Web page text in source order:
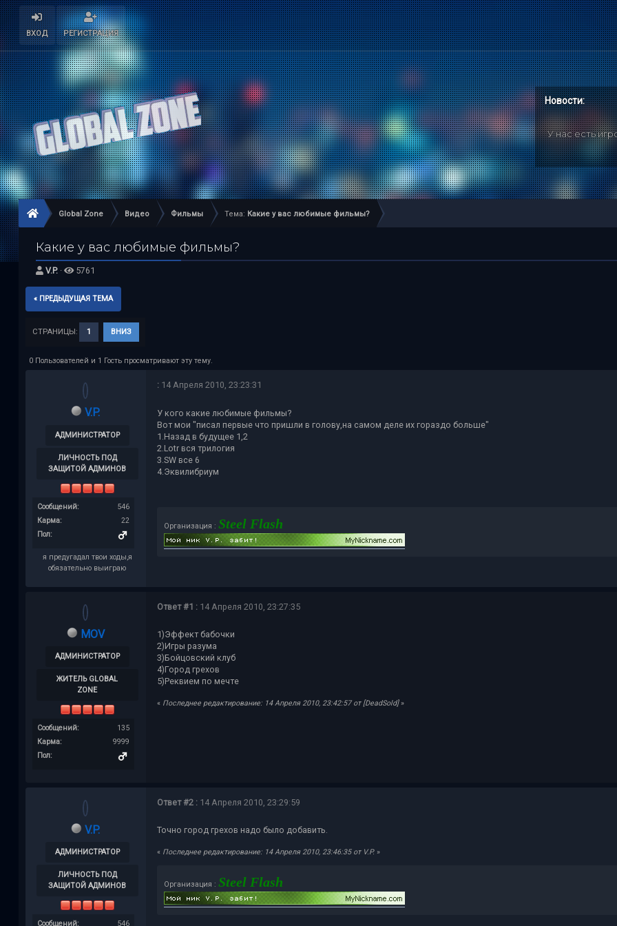
ВХОД РЕГИСТРАЦИЯ
Новости:
У нас есть
Global Zone Видео Фильмы Тема: Какие у вас любимые фильмы?
Какие у вас любимые фильмы?
V.P.· 5761
« ПРЕДЫДУЩАЯ ТЕМА
СТРАНИЦЫ: 1 ВНИЗ
0 Пользователей и 1 Гость просматривают эту тему.
V.P.
АДМИНИСТРАТОР
ЛИЧНОСТЬ ПОД
ЗАЩИТОЙ АДМИНОВ
Сообщений:
546
Карма:
22
Пол:
я предугадал твои ходы,я
обязательно выиграю
:14 Апреля 2010, 23:23:31
У кого какие любимые фильмы?
Вот мои "писал первые что пришли в голову,на самом деле их гораздо больше"
1.Назад в будущее 1,2
2.Lotr вся трилогия
3.SW все 6
4.Эквилибриум
Организация : Steel Flash
MOV
АДМИНИСТРАТОР
ЖИТЕЛЬ GLOBAL
ZONE
Сообщений:
135
Карма:
9999
Пол:
Ответ #1 :14 Апреля 2010, 23:27:35
1)Эффект бабочки
2)Игры разума
3)Бойцовский клуб
4)Город грехов
5)Реквием по мечте
« Последнее редактирование: 14 Апреля 2010, 23:42:57 от [DeadSold]»
V.P.
АДМИНИСТРАТОР
ЛИЧНОСТЬ ПОД
ЗАЩИТОЙ АДМИНОВ
Сообщений:
546
Ответ #2 :14 Апреля 2010, 23:29:59
Точно город грехов надо было добавить.
« Последнее редактирование: 14 Апреля 2010, 23:46:35 от V.P.»
Организация : Steel Flash